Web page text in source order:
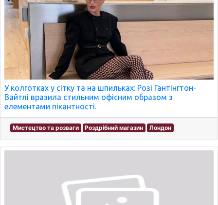
У колготках у сітку та на шпильках: Розі Гантінгтон-
Вайтлі вразила стильним офісним образом з
елементами пікантності.
Мистецтво та розваги Роздрібний магазин Лондон